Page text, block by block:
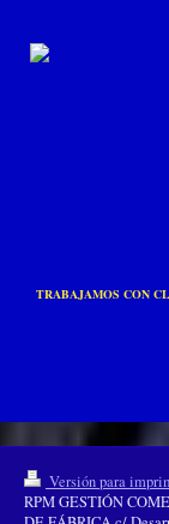
TRABAJAMOS CON
Versión para
RPM GESTIÓN